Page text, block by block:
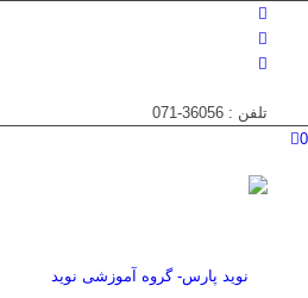
تلفن : 36056-071
0